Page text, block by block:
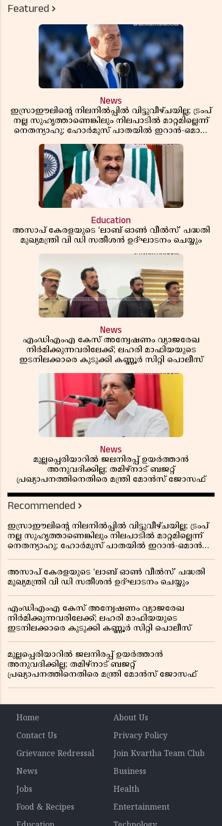
Featured
News
ഇസ്രാഈലിന്റെ നിലനിൽപ്പിൽ വിട്ടുവീഴ്ചയില്ല; ട്രംപ്
നല്ല സുഹൃത്താണെങ്കിലും നിലപാടിൽ മാറ്റമില്ലെന്ന്
നെതന്യാഹു; ഹോർമുസ് പാതയിൽ ഇറാൻ-ഒമാൻ
Education
അസാപ് കേരളയുടെ ‘ലാബ് ഓൺ വീൽസ്’ പദ്ധതി
മുഖ്യമന്ത്രി വി ഡി സതീശൻ ഉദ്ഘാടനം ചെയ്യും
News
എംഡിഎംഎ കേസ് അന്വേഷണം വ്യാജരേഖ
നിർമിക്കുന്നവരിലേക്ക്; ലഹരി മാഫിയയുടെ
ഇടനിലക്കാരെ കുടുക്കി കണ്ണൂർ സിറ്റി പൊലീസ്
News
മുല്ലപ്പെരിയാറിൽ ജലനിരപ്പ് ഉയർത്താൻ
അനുവദിക്കില്ല; തമിഴ്നാട് ബജറ്റ്
പ്രഖ്യാപനത്തിനെതിരെ മന്ത്രി മോൻസ് ജോസഫ്
Recommended
ഇസ്രാഈലിന്റെ നിലനിൽപ്പിൽ വിട്ടുവീഴ്ചയില്ല; ട്രംപ്
നല്ല സുഹൃത്താണെങ്കിലും നിലപാടിൽ മാറ്റമില്ലെന്ന്
നെതന്യാഹു; ഹോർമുസ് പാതയിൽ ഇറാൻ-ഒമാൻ
അസാപ് കേരളയുടെ ‘ലാബ് ഓൺ വീൽസ്’ പദ്ധതി
മുഖ്യമന്ത്രി വി ഡി സതീശൻ ഉദ്ഘാടനം ചെയ്യും
എംഡിഎംഎ കേസ് അന്വേഷണം വ്യാജരേഖ
നിർമിക്കുന്നവരിലേക്ക്; ലഹരി മാഫിയയുടെ
ഇടനിലക്കാരെ കുടുക്കി കണ്ണൂർ സിറ്റി പൊലീസ്
മുല്ലപ്പെരിയാറിൽ ജലനിരപ്പ് ഉയർത്താൻ
അനുവദിക്കില്ല; തമിഴ്നാട് ബജറ്റ്
പ്രഖ്യാപനത്തിനെതിരെ മന്ത്രി മോൻസ് ജോസഫ്
Home
About Us
Contact Us
Privacy Policy
Grievance Redressal
Join Kvartha Team Club
News
Business
Jobs
Health
Food & Recipes
Entertainment